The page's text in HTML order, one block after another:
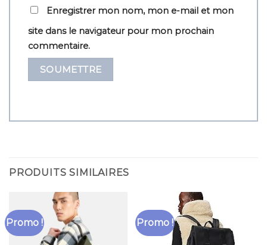
Enregistrer mon nom, mon e-mail et mon
site dans le navigateur pour mon prochain
commentaire.
PRODUITS SIMILAIRES
Promo ! Promo !